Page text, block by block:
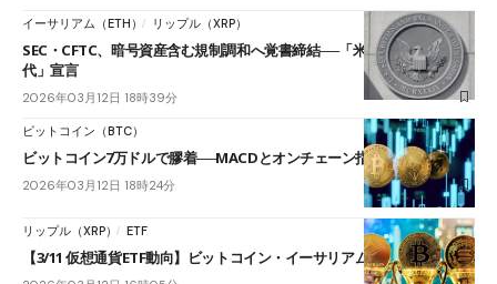
イーサリアム（ETH） リップル（XRP）
SEC・CFTC、暗号資産含む規制調和へ覚書締結──「米国金融の黄金時
代」宣言
2026年03月12日 18時39分
ビットコイン（BTC）
ビットコイン7万ドルで膠着──MACDとオンチェーン指標が底打ち示唆
2026年03月12日 18時24分
リップル（XRP） ETF
【3/11 仮想通貨ETF動向】ビットコイン・イーサリアム・ソラナが流入